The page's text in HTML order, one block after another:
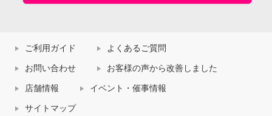
ご利用ガイド よくあるご質問
お問い合わせ お客様の声から改善しました
店舗情報 イベント・催事情報
サイトマップ